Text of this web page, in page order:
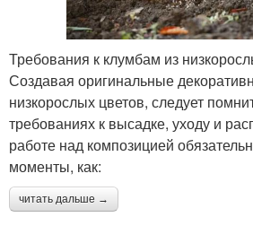
Требования к клумбам из
Создавая оригинальные
низкорослых цветов, следует
требованиях к высадке, уходу и
работе над композицией
моменты, как:
читать дальше →